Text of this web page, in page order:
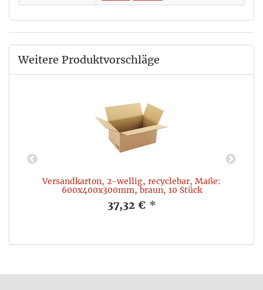
Weitere Produktvorschläge
Versandkarton, 2-wellig, recyclebar, Maße:
600x400x300mm, braun, 10 Stück
37,32 € *